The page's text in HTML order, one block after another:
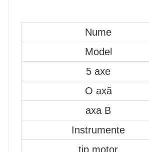
Nume
Model
5 axe
O axă
axa B
Instrumente
tip motor